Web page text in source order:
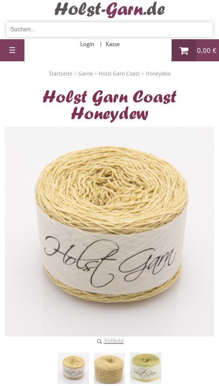
0,00 €
Login Kasse
☰
Startseite» Garne» Holst Garn Coast» Honeydew
Holst Garn Coast
Honeydew
Vollbild